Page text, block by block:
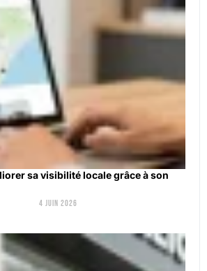
sa visibilité locale grâce à son
4 juin 2026